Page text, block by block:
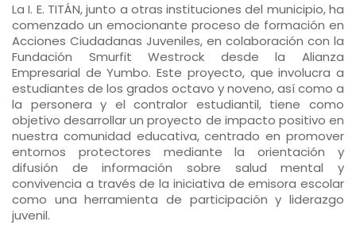
La I. E. TITÁN, junto a otras instituciones del municipio, ha
comenzado un emocionante proceso de formación en
Acciones Ciudadanas Juveniles, en colaboración con la
Fundación Smurfit Westrock desde la Alianza
Empresarial de Yumbo. Este proyecto, que involucra a
estudiantes de los grados octavo y noveno, así como a
la personera y el contralor estudiantil, tiene como
objetivo desarrollar un proyecto de impacto positivo en
nuestra comunidad educativa, centrado en promover
entornos protectores mediante la orientación y
difusión de información sobre salud mental y
convivencia a través de la iniciativa de emisora escolar
como una herramienta de participación y liderazgo
juvenil.